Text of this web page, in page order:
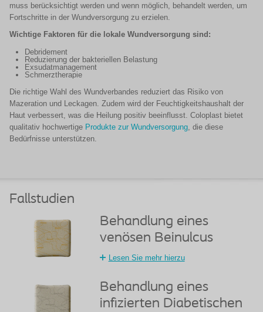
muss berücksichtigt werden und wenn möglich, behandelt werden, um
Fortschritte in der Wundversorgung zu erzielen.
Wichtige Faktoren für die lokale Wundversorgung sind:
Debridement
Reduzierung der bakteriellen Belastung
Exsudatmanagement
Schmerztherapie
Die richtige Wahl des Wundverbandes reduziert das Risiko von
Mazeration und Leckagen. Zudem wird der Feuchtigkeitshaushalt der
Haut verbessert, was die Heilung positiv beeinflusst. Coloplast bietet
qualitativ hochwertige Produkte zur Wundversorgung , die diese
Bedürfnisse unterstützen.
Fallstudien
Behandlung eines
venösen Beinulcus
Lesen Sie mehr hierzu
Behandlung eines
infizierten Diabetischen